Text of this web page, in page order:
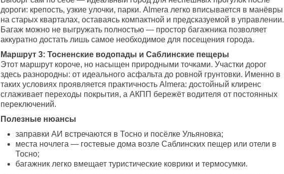
дороги: крепость, узкие улочки, парки. Almera легко вписывается в манёвры
на старых кварталах, оставаясь компактной и предсказуемой в управлении.
Багаж можно не выгружать полностью — простор багажника позволяет
аккуратно достать лишь самое необходимое для посещения города.
Маршрут 3: Тосненские водопады и Саблинские пещеры
Этот маршрут короче, но насыщен природными точками. Участки дорог
здесь разнородны: от идеального асфальта до ровной грунтовки. Именно в
таких условиях проявляется практичность Almera: достойный клиренс
сглаживает переходы покрытия, а АКПП бережёт водителя от постоянных
переключений.
Полезные нюансы
заправки АИ встречаются в Тосно и посёлке Ульяновка;
места ночлега — гостевые дома возле Саблинских пещер или отели в
Тосно;
багажник легко вмещает туристические коврики и термосумки.